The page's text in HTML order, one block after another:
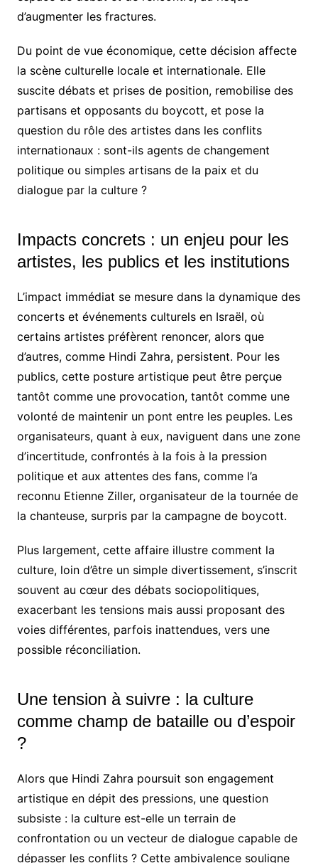
d’augmenter les fractures.
Du point de vue économique, cette décision affecte
la scène culturelle locale et internationale. Elle
suscite débats et prises de position, remobilise des
partisans et opposants du boycott, et pose la
question du rôle des artistes dans les conflits
internationaux : sont-ils agents de changement
politique ou simples artisans de la paix et du
dialogue par la culture ?
Impacts concrets : un enjeu pour les
artistes, les publics et les institutions
L’impact immédiat se mesure dans la dynamique des
concerts et événements culturels en Israël, où
certains artistes préfèrent renoncer, alors que
d’autres, comme Hindi Zahra, persistent. Pour les
publics, cette posture artistique peut être perçue
tantôt comme une provocation, tantôt comme une
volonté de maintenir un pont entre les peuples. Les
organisateurs, quant à eux, naviguent dans une zone
d’incertitude, confrontés à la fois à la pression
politique et aux attentes des fans, comme l’a
reconnu Etienne Ziller, organisateur de la tournée de
la chanteuse, surpris par la campagne de boycott.
Plus largement, cette affaire illustre comment la
culture, loin d’être un simple divertissement, s’inscrit
souvent au cœur des débats sociopolitiques,
exacerbant les tensions mais aussi proposant des
voies différentes, parfois inattendues, vers une
possible réconciliation.
Une tension à suivre : la culture
comme champ de bataille ou d’espoir
?
Alors que Hindi Zahra poursuit son engagement
artistique en dépit des pressions, une question
subsiste : la culture est-elle un terrain de
confrontation ou un vecteur de dialogue capable de
dépasser les conflits ? Cette ambivalence souligne